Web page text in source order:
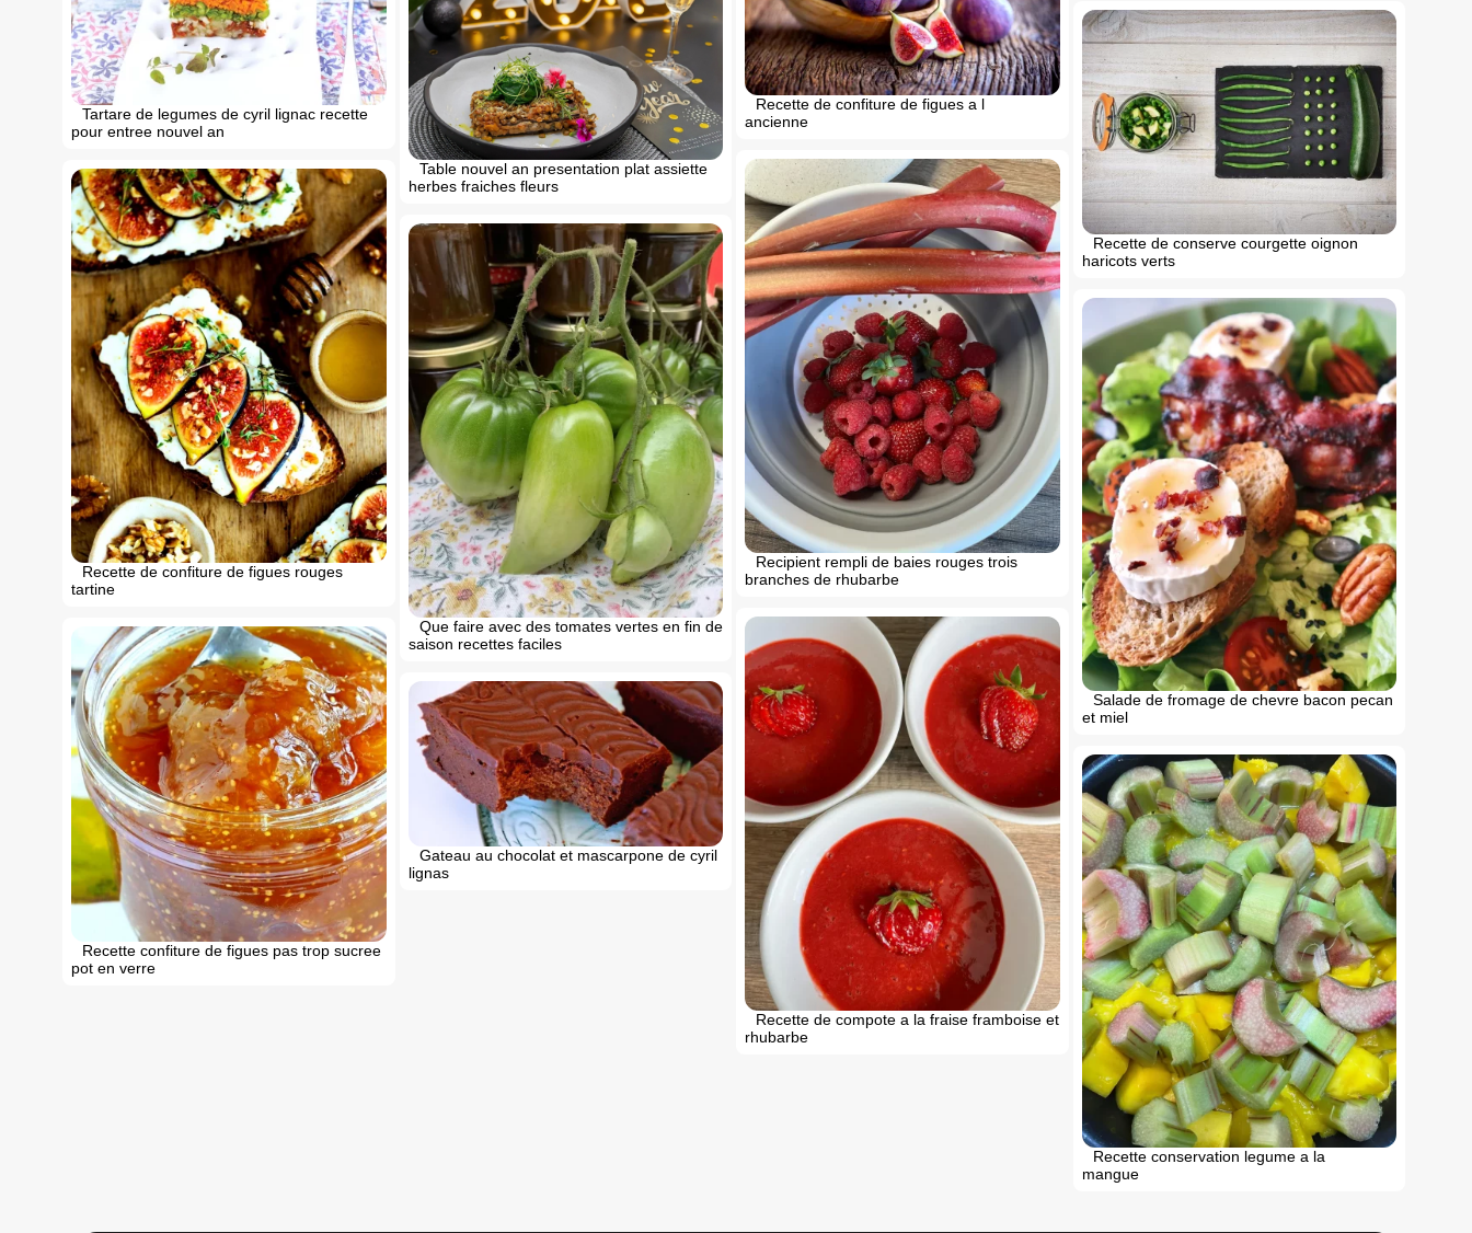
Recette de confiture de figues a l
ancienne
Tartare de legumes de cyril lignac recette
pour entree nouvel an
Table nouvel an presentation plat assiette
herbes fraiches fleurs
Recette de conserve courgette oignon
haricots verts
Recipient rempli de baies rouges trois
branches de rhubarbe
Recette de confiture de figues rouges
tartine
Que faire avec des tomates vertes en fin de
saison recettes faciles
Salade de fromage de chevre bacon pecan
et miel
Recette de compote a la fraise framboise et
rhubarbe
Recette confiture de figues pas trop sucree
pot en verre
Gateau au chocolat et mascarpone de cyril
lignas
Recette conservation legume a la
mangue